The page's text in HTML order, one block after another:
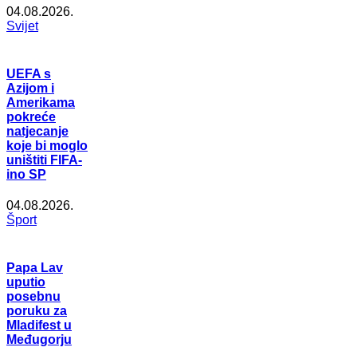
04.08.2026.
Svijet
UEFA s
Azijom i
Amerikama
pokreće
natjecanje
koje bi moglo
uništiti FIFA-
ino SP
04.08.2026.
Šport
Papa Lav
uputio
posebnu
poruku za
Mladifest u
Međugorju